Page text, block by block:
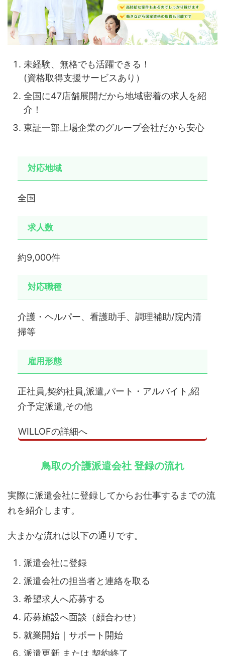
未経験、無格でも活躍できる！
(資格取得支援サービスあり）
全国に47店舗展開だから地域密着の求人を紹
介！
東証一部上場企業のグループ会社だから安心
対応地域
全国
求人数
約9,000件
対応職種
介護・ヘルパー、看護助手、調理補助/院内清
掃等
雇用形態
正社員,契約社員,派遣,パート・アルバイト,紹
介予定派遣,その他
WILLOFの詳細へ
鳥取の介護派遣会社 登録の流れ
実際に派遣会社に登録してからお仕事するまでの流
れを紹介します。
大まかな流れは以下の通りです。
派遣会社に登録
派遣会社の担当者と連絡を取る
希望求人へ応募する
応募施設へ面談（顔合わせ）
就業開始｜サポート開始
派遣更新 または 契約終了